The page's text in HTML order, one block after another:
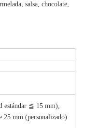
salsa, chocolate,
estándar ≦ 15 mm),
25 mm (personalizado)